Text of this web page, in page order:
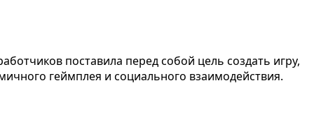
поставила перед собой цель создать игру,
геймплея и социального взаимодействия.